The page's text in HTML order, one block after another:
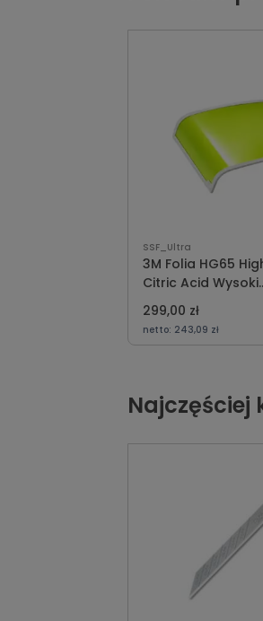
SSF_Ultra
3M Folia HG65
Citric Acid Wysoki
limonkowy połysk
299,00 zł
netto: 243,09 zł
Najczęściej